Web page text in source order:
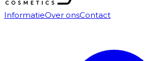
InformatieOver onsContact